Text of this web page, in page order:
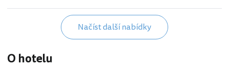
Načíst další nabídky
O hotelu